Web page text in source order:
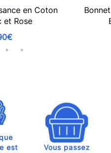
en Coton
et Rose
est
Vous passez